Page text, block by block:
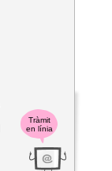
Tràmit
en línia